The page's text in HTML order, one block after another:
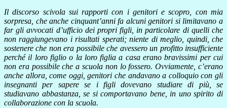
Il discorso scivola sui rapporti con i genitori e scopro, con mia
sorpresa, che anche cinquant’anni fa alcuni genitori si limitavano a
far gli avvocati d’ufficio dei propri figli, in particolare di quelli che
non raggiungevano i risultati sperati; niente di meglio, quindi, che
sostenere che non era possibile che avessero un profitto insufficiente
perché il loro figlio o la loro figlia a casa erano bravissimi per cui
non era possibile che a scuola non lo fossero. Ovviamente, c’erano
anche allora, come oggi, genitori che andavano a colloquio con gli
insegnanti per sapere se i figli dovevano studiare di più, se
studiavano abbastanza, se si comportavano bene, in uno spirito di
collaborazione con la scuola.